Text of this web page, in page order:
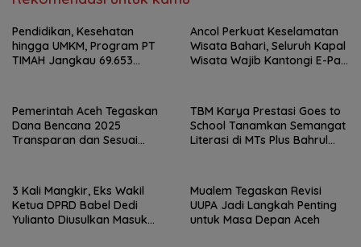
Pendidikan, Kesehatan
hingga UMKM, Program PT
TIMAH Jangkau 69.653
Ancol Perkuat Keselamatan
Wisata Bahari, Seluruh Kapal
Wisata Wajib Kantongi E-Pas
Pemerintah Aceh Tegaskan
Dana Bencana 2025
Transparan dan Sesuai
TBM Karya Prestasi Goes to
School Tanamkan Semangat
Literasi di MTs Plus Bahrul
3 Kali Mangkir, Eks Wakil
Ketua DPRD Babel Dedi
Yulianto Diusulkan Masuk
Mualem Tegaskan Revisi
UUPA Jadi Langkah Penting
untuk Masa Depan Aceh